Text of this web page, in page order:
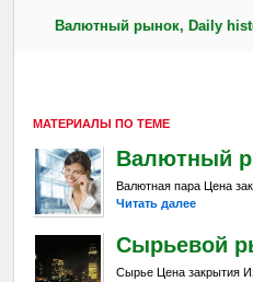
Валютный рынок, Daily
МАТЕРИАЛЫ ПО ТЕМЕ
Валютный
Валютная пара Цена
Читать далее
Сырьевой
Сырье Цена закрытия